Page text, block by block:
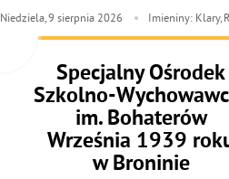
Specjalny Ośrodek
Szkolno-
im. Bohaterów
Września 1939
w Broninie
Niedziela, 9 sierpnia 2026 Imieniny: Klary,